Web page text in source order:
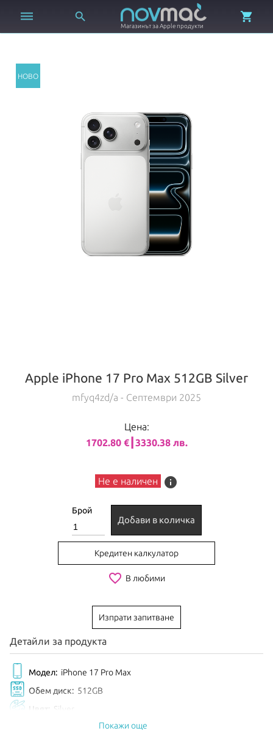
 
Магазинът за Apple продукти

Apple iPhone 17 Pro Max 512GB Silver
mfyq4zd/a - Септември 2025
Цена:
1702.80 €┃3330.38 лв.
Не е наличен info
Брой
Добави в количка
Кредитен калкулатор
favorite_border В любими
Изпрати запитване
Детайли за продукта
Модел: iPhone 17 Pro Max
Обем диск: 512GB
Цвят:
Silver
195950639490Покажи още